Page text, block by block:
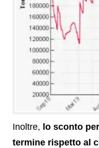
Inoltre, lo sconto
termine rispetto al